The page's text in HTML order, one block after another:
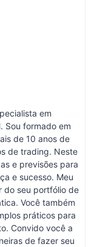
em
Sou formado em
de 10 anos de
de trading. Neste
e previsões para
e sucesso. Meu
do seu portfólio de
Você também
práticos para
Convido você a
de fazer seu